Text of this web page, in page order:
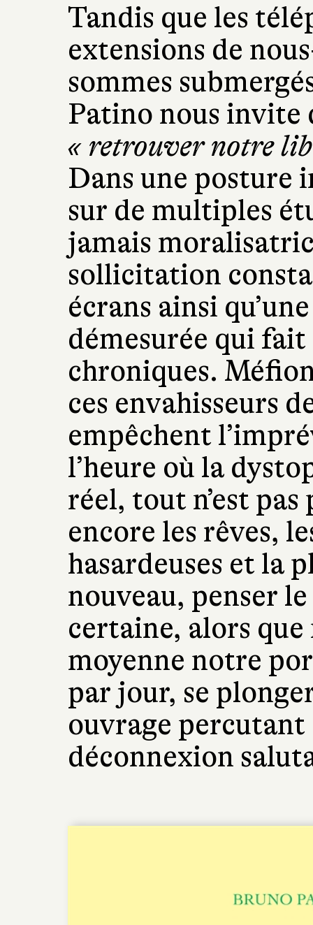
Tandis que les
extensions de
sommes
Patino nous invite
« retrouver notre
Dans une posture
sur de multiples
jamais
sollicitation
écrans ainsi
démesurée qui
chroniques.
ces envahisseurs
empêchent
l’heure où la
réel, tout n’est
encore les rêves,
hasardeuses et la
nouveau, penser
certaine, alors
moyenne notre
par jour, se
ouvrage percutant
déconnexion